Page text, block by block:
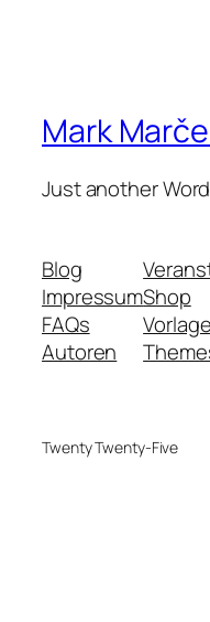
Mark
Just another
Blog
Impressum
FAQs
Autoren
Shop
Twenty Twenty-Five